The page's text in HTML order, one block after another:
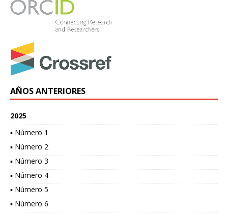
AÑOS ANTERIORES
2025
▪ Número 1
▪ Número 2
▪ Número 3
▪ Número 4
▪ Número 5
▪ Número 6